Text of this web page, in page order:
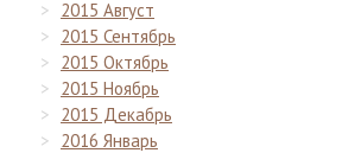
2015 Август
2015 Сентябрь
2015 Октябрь
2015 Ноябрь
2015 Декабрь
2016 Январь